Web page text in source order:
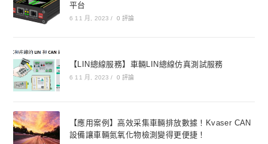
平台
6 11 月, 2023 / 0 評論
【LIN總線服務】車輛LIN總線仿真測試服務
6 11 月, 2023 / 0 評論
【應用案例】高效采集車輛排放數據！Kvaser CAN
設備讓車輛氮氧化物檢測變得更便捷！